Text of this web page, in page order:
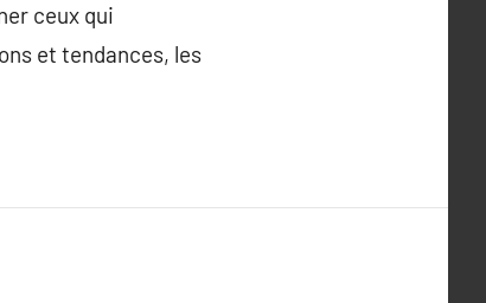
ceux qui
et tendances, les